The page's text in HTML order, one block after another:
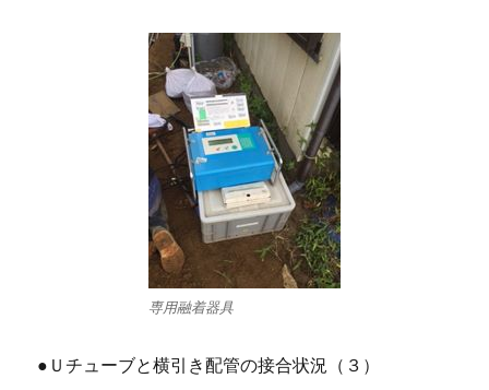
専用融着器具
●Ｕチューブと横引き配管の接合状況（３）